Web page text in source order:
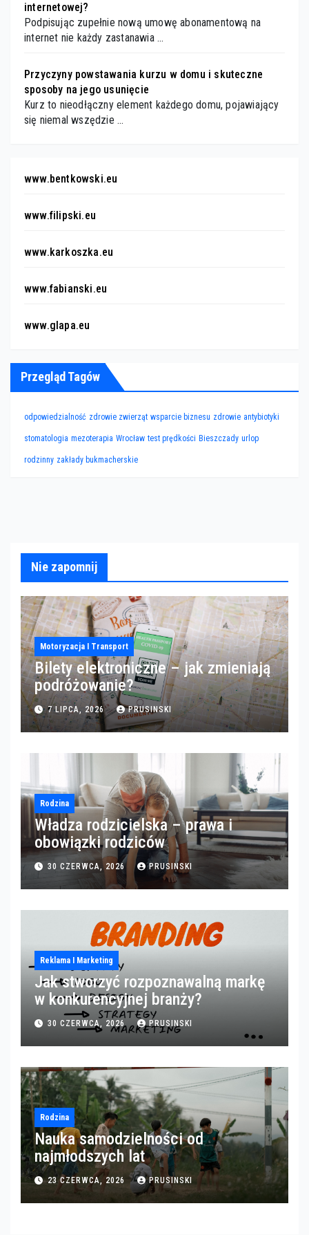
internetowej?
Podpisując zupełnie nową umowę abonamentową na
internet nie każdy zastanawia …
Przyczyny powstawania kurzu w domu i skuteczne
sposoby na jego usunięcie
Kurz to nieodłączny element każdego domu, pojawiający
się niemal wszędzie …
www.bentkowski.eu
www.filipski.eu
www.karkoszka.eu
www.fabianski.eu
www.glapa.eu
Przegląd Tagów
odpowiedzialność zdrowie zwierząt wsparcie biznesu zdrowie antybiotyki
stomatologia mezoterapia Wrocław test prędkości Bieszczady urlop
rodzinny zakłady bukmacherskie
Nie zapomnij
Motoryzacja I Transport
Bilety elektroniczne – jak zmieniają
podróżowanie?
7 LIPCA, 2026 PRUSINSKI
Rodzina
Władza rodzicielska – prawa i
obowiązki rodziców
30 CZERWCA, 2026 PRUSINSKI
Reklama I Marketing
Jak stworzyć rozpoznawalną markę
w konkurencyjnej branży?
30 CZERWCA, 2026 PRUSINSKI
Rodzina
Nauka samodzielności od
najmłodszych lat
23 CZERWCA, 2026 PRUSINSKI